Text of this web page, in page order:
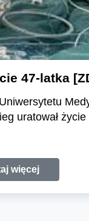
47-latka
uratował
więcej